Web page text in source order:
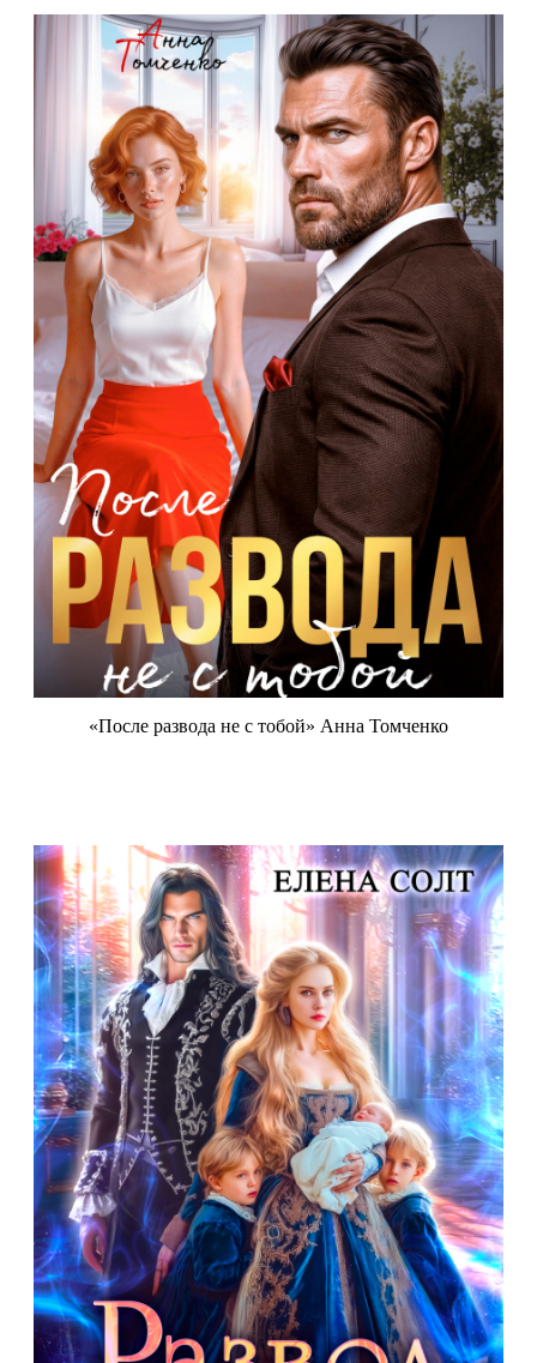
«После развода не с тобой» Анна Томченко